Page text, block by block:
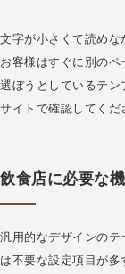
文字が小さくて読めな
お客様はすぐに別のペ
選ぼうとしているテ
サイトで確認してくだ
飲食店に必要な
汎用的なデザインの
は不要な設定項目が多